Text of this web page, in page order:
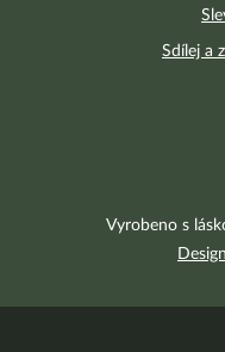
Sdílej a
Vyrobeno s